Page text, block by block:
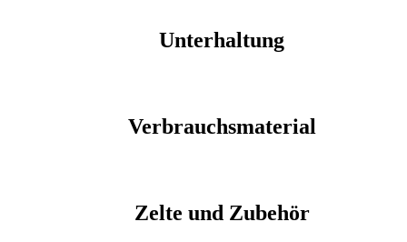
Unterhaltung
Verbrauchsmaterial
Zelte und Zubehör